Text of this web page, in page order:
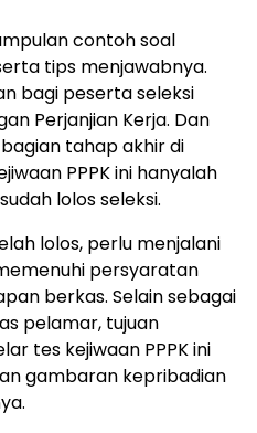
contoh soal
tips menjawabnya.
bagi peserta seleksi
Perjanjian Kerja. Dan
tahap akhir di
PPPK ini hanyalah
lolos seleksi.
lolos, perlu menjalani
persyaratan
berkas. Selain sebagai
pelamar, tujuan
tes kejiwaan PPPK ini
gambaran kepribadian